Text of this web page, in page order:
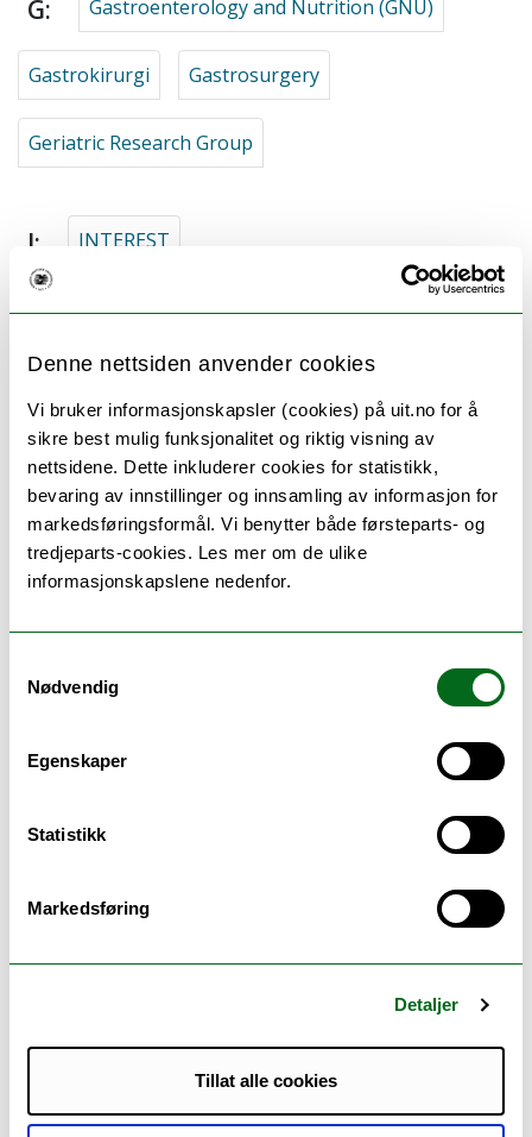
Denne nettsiden anvender cookies
Vi bruker informasjonskapsler (cookies) på uit.no for å
sikre best mulig funksjonalitet og riktig visning av
nettsidene. Dette inkluderer cookies for statistikk,
bevaring av innstillinger og innsamling av informasjon for
markedsføringsformål. Vi benytter både førsteparts- og
tredjeparts-cookies. Les mer om de ulike
informasjonskapslene nedenfor.
Nødvendig
Egenskaper
Statistikk
Markedsføring
Detaljer
Tillat alle cookies
G: Gastroenterology and Nutrition (GNU)
Gastrokirurgi Gastrosurgery
Geriatric Research Group
I: INTEREST
Kvinnehelse og perinatologi
M: Medical Imaging Research Group
Metabolic and Renal Research Group
Molecular Imaging, Irradiation and Inflammation
N: Nuclear Medicine and Radiation Biology
Nuclear Medicine and Radiation Biology (NMRB)
Nukleærmedisin og Strålebiologi